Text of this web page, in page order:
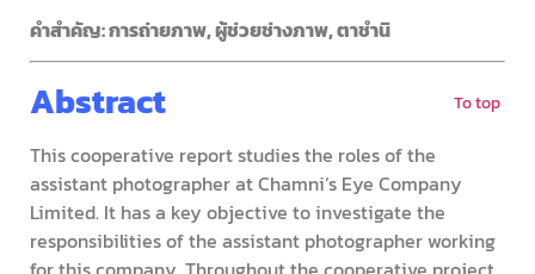
คำสำคัญ: การถ่ายภาพ, ผู้ช่วยช่างภาพ, ตาชำนิ
Abstract To top
This cooperative report studies the roles of the
assistant photographer at Chamni’s Eye Company
Limited. It has a key objective to investigate the
responsibilities of the assistant photographer working